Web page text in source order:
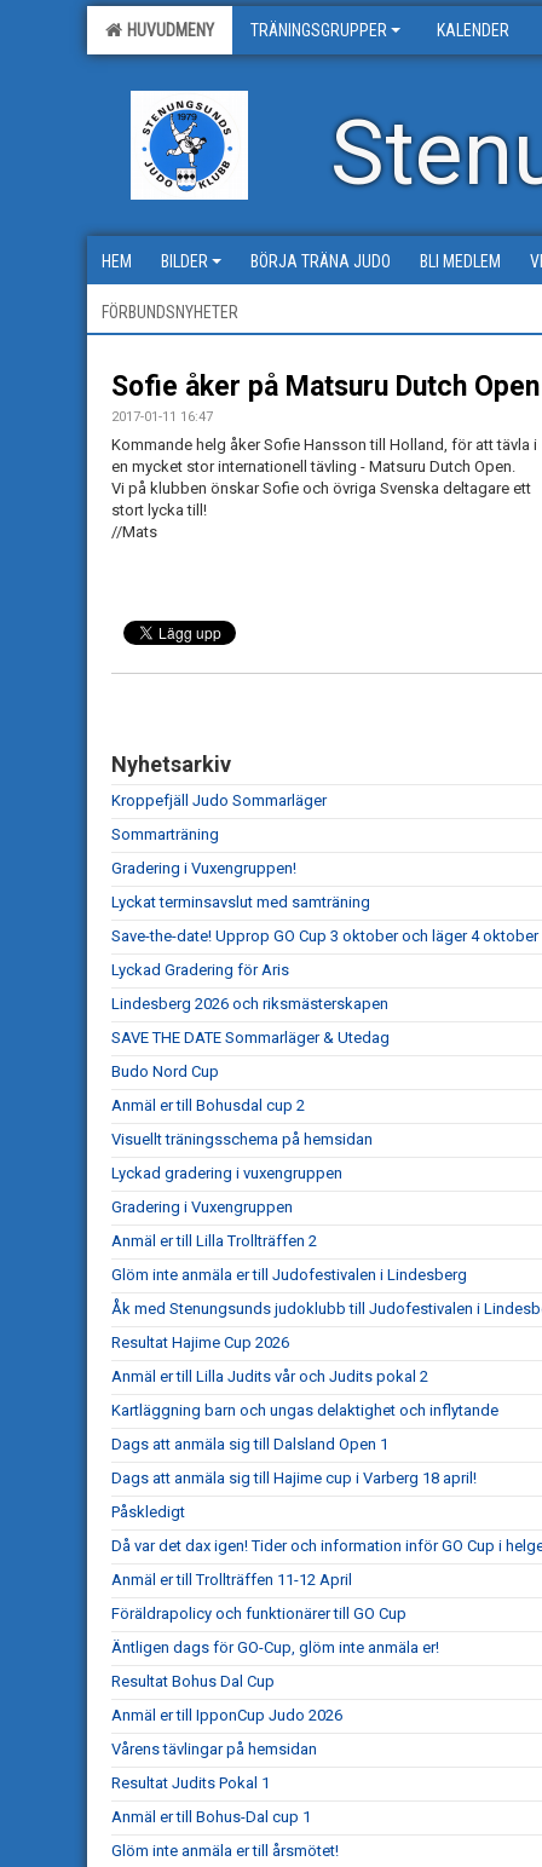
HUVUDMENY TRÄNINGSGRUPPER KALENDER
HEM BILDER BÖRJA TRÄNA JUDO BLI MEDLEM
FÖRBUNDSNYHETER
Sofie åker på Matsuru Dutch Open
2017-01-11 16:47
Kommande helg åker Sofie Hansson till Holland, för att tävla i
en mycket stor internationell tävling - Matsuru Dutch Open.
Vi på klubben önskar Sofie och övriga Svenska deltagare ett
stort lycka till!
//Mats
Nyhetsarkiv
Kroppefjäll Judo Sommarläger
Sommarträning
Gradering i Vuxengruppen!
Lyckat terminsavslut med samträning
Save-the-date! Upprop GO Cup 3 oktober och läger 4 oktober
Lyckad Gradering för Aris
Lindesberg 2026 och riksmästerskapen
SAVE THE DATE Sommarläger & Utedag
Budo Nord Cup
Anmäl er till Bohusdal cup 2
Visuellt träningsschema på hemsidan
Lyckad gradering i vuxengruppen
Gradering i Vuxengruppen
Anmäl er till Lilla Trollträffen 2
Glöm inte anmäla er till Judofestivalen i Lindesberg
Åk med Stenungsunds judoklubb till Judofestivalen i
Resultat Hajime Cup 2026
Anmäl er till Lilla Judits vår och Judits pokal 2
Kartläggning barn och ungas delaktighet och inflytande
Dags att anmäla sig till Dalsland Open 1
Dags att anmäla sig till Hajime cup i Varberg 18 april!
Påskledigt
Då var det dax igen! Tider och information inför GO Cup i
Anmäl er till Trollträffen 11-12 April
Föräldrapolicy och funktionärer till GO Cup
Äntligen dags för GO-Cup, glöm inte anmäla er!
Resultat Bohus Dal Cup
Anmäl er till IpponCup Judo 2026
Vårens tävlingar på hemsidan
Resultat Judits Pokal 1
Anmäl er till Bohus-Dal cup 1
Glöm inte anmäla er till årsmötet!